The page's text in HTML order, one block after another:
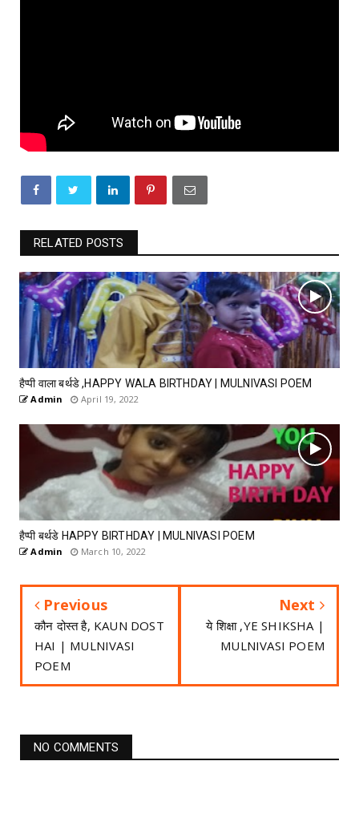
RELATED POSTS
हैप्पी वाला बर्थडे ,HAPPY WALA BIRTHDAY | MULNIVASI POEM
Admin April 19, 2022
हैप्पी बर्थडे HAPPY BIRTHDAY | MULNIVASI POEM
Admin March 10, 2022
Previous
कौन दोस्त है, KAUN DOST
HAI | MULNIVASI
POEM
Next
ये शिक्षा ,YE SHIKSHA |
MULNIVASI POEM
NO COMMENTS